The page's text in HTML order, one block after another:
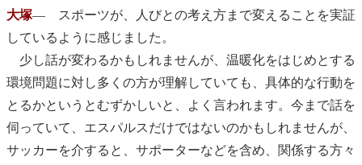
大塚― スポーツが、人びとの考え方まで変えることを実証
しているように感じました。
少し話が変わるかもしれませんが、温暖化をはじめとする
環境問題に対し多くの方が理解していても、具体的な行動を
とるかというとむずかしいと、よく言われます。今まで話を
伺っていて、エスパルスだけではないのかもしれませんが、
サッカーを介すると、サポーターなどを含め、関係する方々